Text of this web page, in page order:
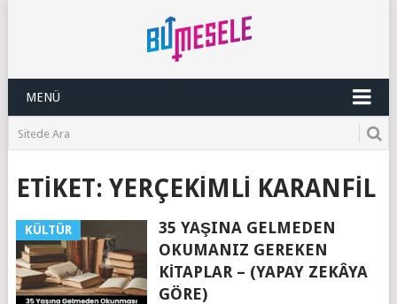
MENÜ
ETIKET: YERÇEKIMLI KARANFIL
KÜLTÜR
35 YAŞINA GELMEDEN
OKUMANIZ GEREKEN
KITAPLAR – (YAPAY ZEKÂYA
GÖRE)